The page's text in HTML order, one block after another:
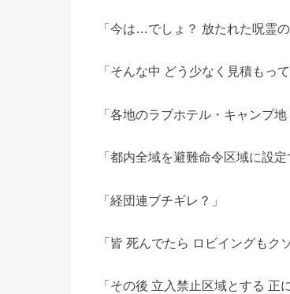
「今は…でしょ？ 放たれた呪霊
「そんな中 どう少なく見積もっ
「各地のラブホテル・キャンプ
「都内全域を避難命令区域に設定
「経団連ブチギレ？」
「皆 死んでたら ロビイングもク
「その後 立入禁止区域とする 正